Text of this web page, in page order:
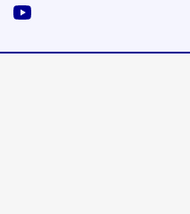
Instagram